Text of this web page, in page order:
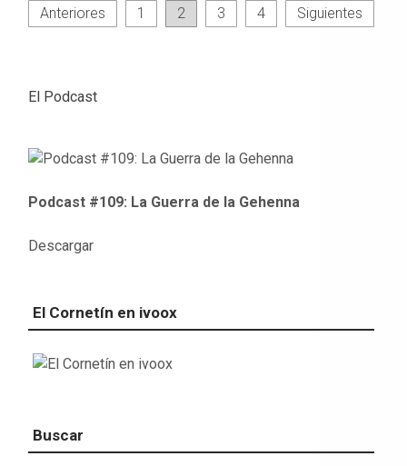
Paginación
de
Anteriores 1 2 3 4 Siguientes
El Podcast
Podcast #109: La Guerra de la Gehenna
Descargar
El Cornetín en ivoox
Buscar